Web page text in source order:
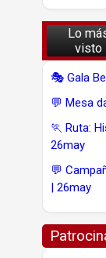
Lo
visto
🎭 Gala
💬 Mesa
🏃 Ruta:
26may
💬
| 26may